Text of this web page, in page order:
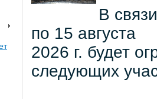
В
по 15 августа
2026 г. будет
следующих